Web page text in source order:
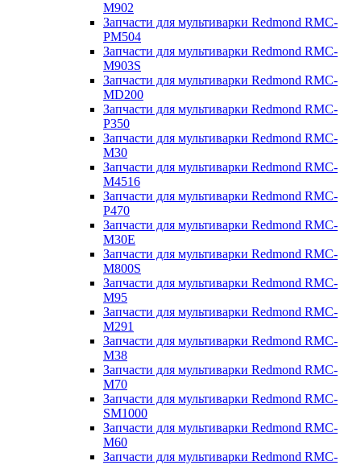
M902
Запчасти для мультиварки Redmond RMC-
PM504
Запчасти для мультиварки Redmond RMC-
M903S
Запчасти для мультиварки Redmond RMC-
MD200
Запчасти для мультиварки Redmond RMC-
P350
Запчасти для мультиварки Redmond RMC-
M30
Запчасти для мультиварки Redmond RMC-
M4516
Запчасти для мультиварки Redmond RMC-
P470
Запчасти для мультиварки Redmond RMC-
M30E
Запчасти для мультиварки Redmond RMC-
M800S
Запчасти для мультиварки Redmond RMC-
M95
Запчасти для мультиварки Redmond RMC-
M291
Запчасти для мультиварки Redmond RMC-
M38
Запчасти для мультиварки Redmond RMC-
M70
Запчасти для мультиварки Redmond RMC-
SM1000
Запчасти для мультиварки Redmond RMC-
M60
Запчасти для мультиварки Redmond RMC-